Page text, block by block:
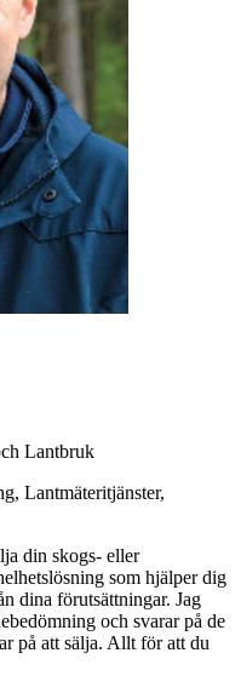
Lantbruk
Lantmäteritjänster,
din skogs- eller
som hjälper dig
dina förutsättningar. Jag
och svarar på de
på att sälja. Allt för att du